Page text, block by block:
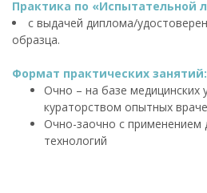
Практика по «Испытательной
с выдачей диплома/
образца.
Формат практических занятий:
Очно – на базе медицинских
кураторством опытных
Очно-заочно с применением
технологий